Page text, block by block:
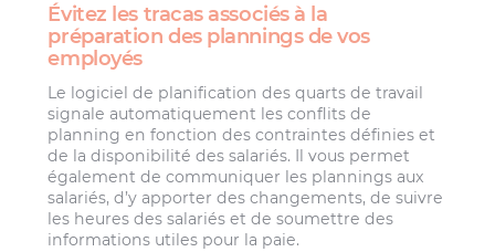
Évitez les tracas associés à la
préparation des plannings de vos
employés
Le logiciel de planification des quarts de travail
signale automatiquement les conflits de
planning en fonction des contraintes définies et
de la disponibilité des salariés. Il vous permet
également de communiquer les plannings aux
salariés, d’y apporter des changements, de suivre
les heures des salariés et de soumettre des
informations utiles pour la paie.